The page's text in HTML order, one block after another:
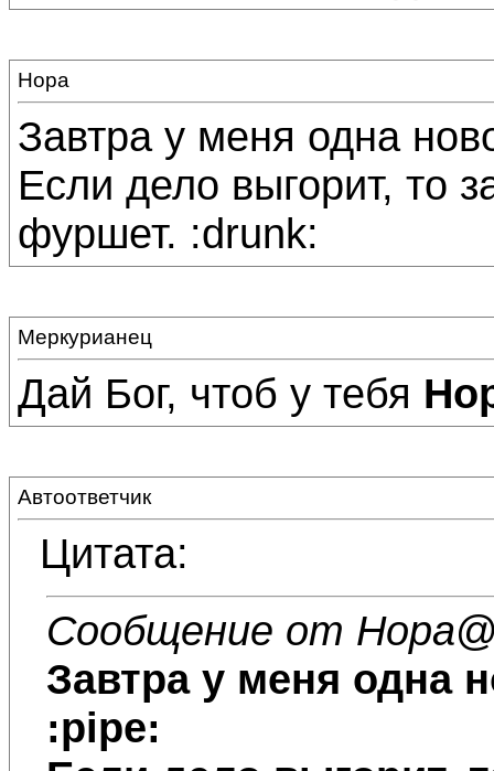
Нора
Завтра у меня одна
Если дело выгорит, то
фуршет. :drunk:
Меркурианец
Дай Бог, чтоб у тебя
Автоответчик
Цитата:
Сообщение от Нора
Завтра у меня одна
:pipe: